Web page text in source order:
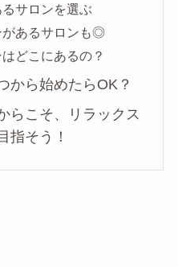
サロンを選ぶ
があるサロンも◎
どこにあるの？
から始めたらOK？
らこそ、リラックス
指そう！